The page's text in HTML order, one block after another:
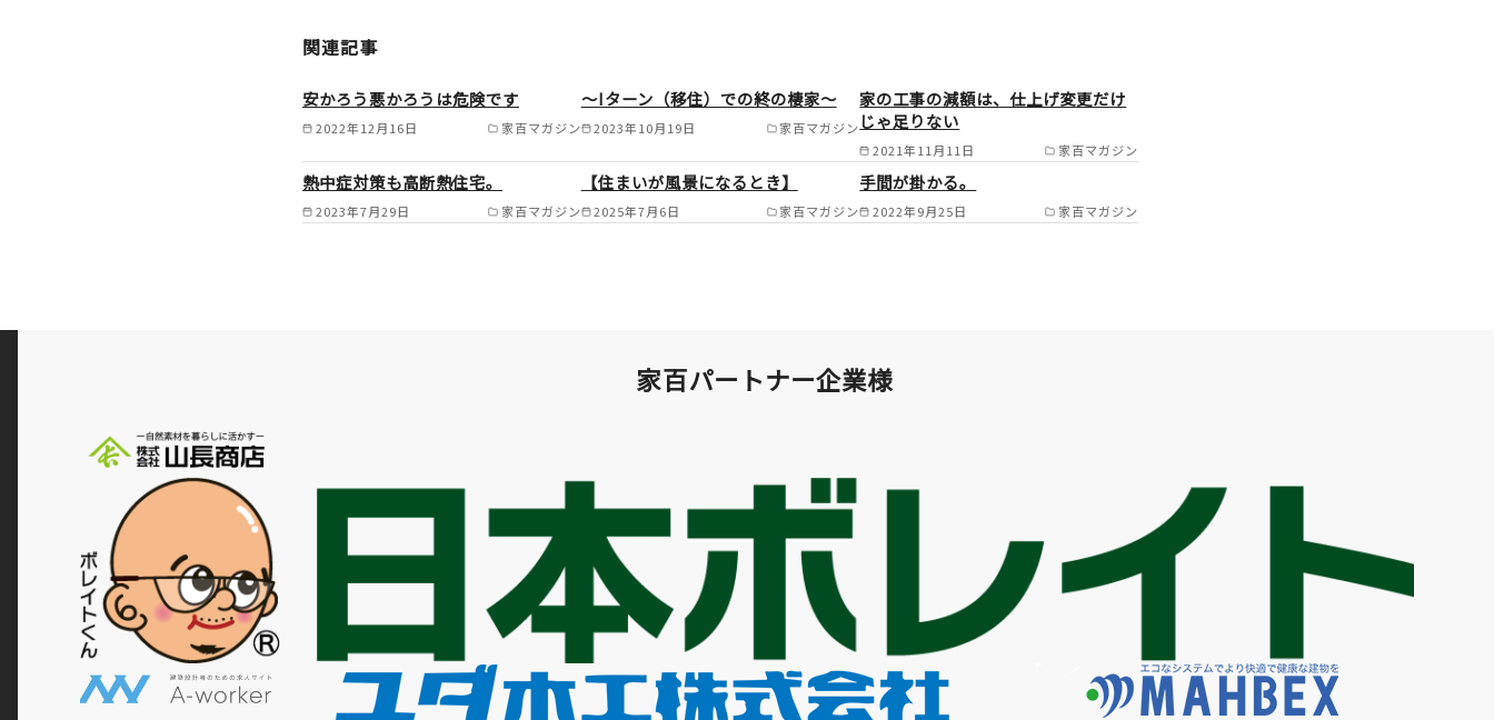
関連記事
2022年12月16日 家百マガジン
安かろう悪かろうは危険です
2023年10月19日 家百マガジン
～Iターン（移住）での終の棲家～
2021年11月11日 家百マガジン
家の工事の減額は、仕上げ変更だけ
じゃ足りない
2023年7月29日 家百マガジン
熱中症対策も高断熱住宅。
2025年7月6日 家百マガジン
【住まいが風景になるとき】
2022年9月25日 家百マガジン
手間が掛かる。
家百パートナー企業様